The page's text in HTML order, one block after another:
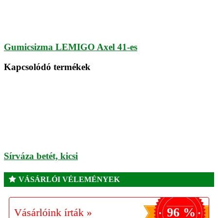
Gumicsizma LEMIGO Axel 41-es
Kapcsolódó termékek
Sírváza betét, kicsi
VÁSÁRLÓI VÉLEMÉNYEK
Vásárlóink írták » 96 %